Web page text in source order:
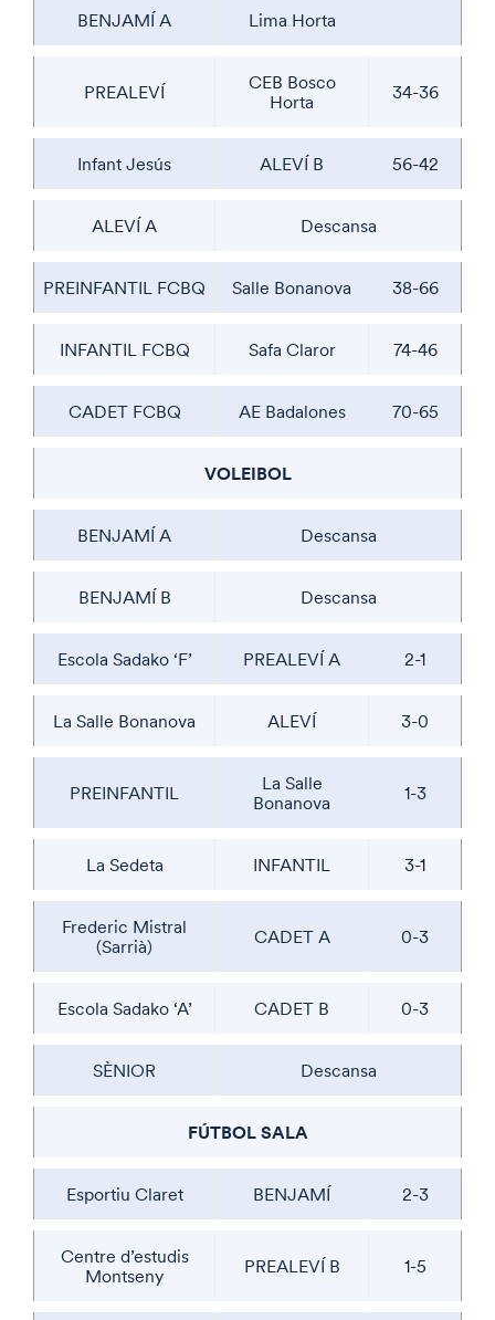
BENJAMÍ A Lima Horta
PREALEVÍ
CEB Bosco
Horta
34-36
Infant Jesús ALEVÍ B 56-42
ALEVÍ A Descansa
PREINFANTIL FCBQ Salle Bonanova 38-66
INFANTIL FCBQ Safa Claror 74-46
CADET FCBQ AE Badalones 70-65
VOLEIBOL
BENJAMÍ A Descansa
BENJAMÍ B Descansa
Escola Sadako ‘F’ PREALEVÍ A 2-1
La Salle Bonanova ALEVÍ 3-0
PREINFANTIL
La Salle
Bonanova
1-3
La Sedeta INFANTIL 3-1
Frederic Mistral
(Sarrià)
CADET A 0-3
Escola Sadako ‘A’ CADET B 0-3
SÈNIOR Descansa
FÚTBOL SALA
Esportiu Claret BENJAMÍ 2-3
Centre d’estudis
Montseny
PREALEVÍ B 1-5